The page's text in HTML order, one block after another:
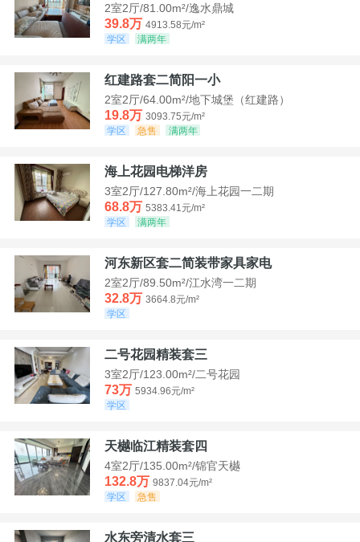
2室2厅/81.00m²/逸水鼎城
39.8万 4913.58元/m²
学区
满两年
红建路套二简阳一小
2室2厅/64.00m²/地下城堡（红建路）
19.8万 3093.75元/m²
学区
急售 满两年
海上花园电梯洋房
3室2厅/127.80m²/海上花园一二期
68.8万 5383.41元/m²
学区
满两年
河东新区套二简装带家具家电
2室2厅/89.50m²/江水湾一二期
32.8万 3664.8元/m²
学区
二号花园精装套三
3室2厅/123.00m²/二号花园
73万 5934.96元/m²
学区
天樾临江精装套四
4室2厅/135.00m²/锦官天樾
132.8万 9837.04元/m²
学区
急售
水东旁清水套三